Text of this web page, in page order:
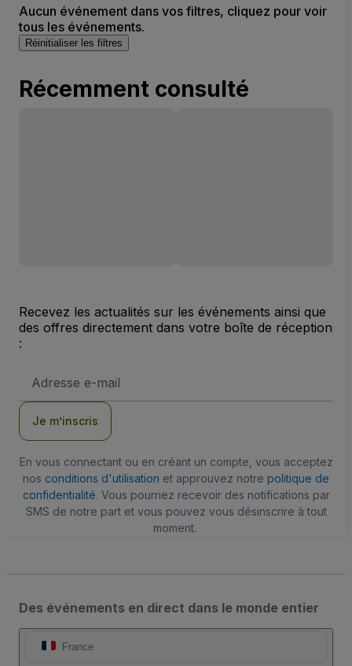
Aucun événement dans vos filtres, cliquez pour voir
tous les événements.
Réinitialiser les filtres
Récemment consulté
Recevez les actualités sur les événements ainsi que
des offres directement dans votre boîte de réception
:
e-
Je m’inscris
En vous connectant ou en créant un compte, vous acceptez
nos conditions d'utilisation et approuvez notre politique de
confidentialité. Vous pourriez recevoir des notifications par
SMS de notre part et vous pouvez vous désinscrire à tout
moment.
Des événements en direct dans le monde entier
France